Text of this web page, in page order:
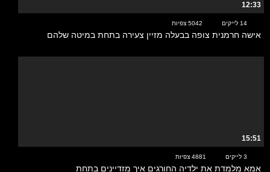
12:33
14 לייקים 5042 צפיות
אישה חרמנית צופה בבעלה מזיין צעירה בתחת במיטה שלהם
15:51
3 לייקים 4881 צפיות
אמא מלמדת את ילדיה החורגים איך מזדיינים בתחת